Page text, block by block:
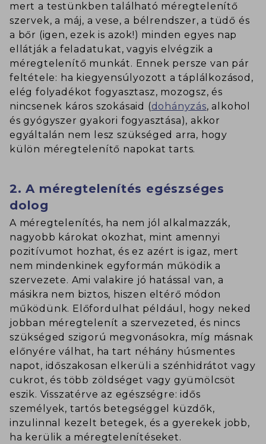
mert a testünkben található méregtelenítő
szervek, a máj, a vese, a bélrendszer, a tüdő és
a bőr (igen, ezek is azok!) minden egyes nap
ellátják a feladatukat, vagyis elvégzik a
méregtelenítő munkát. Ennek persze van pár
feltétele: ha kiegyensúlyozott a táplálkozásod,
elég folyadékot fogyasztasz, mozogsz, és
nincsenek káros szokásaid (dohányzás, alkohol
és gyógyszer gyakori fogyasztása), akkor
egyáltalán nem lesz szükséged arra, hogy
külön méregtelenítő napokat tarts.
2. A méregtelenítés egészséges
dolog
A méregtelenítés, ha nem jól alkalmazzák,
nagyobb károkat okozhat, mint amennyi
pozitívumot hozhat, és ez azért is igaz, mert
nem mindenkinek egyformán működik a
szervezete. Ami valakire jó hatással van, a
másikra nem biztos, hiszen eltérő módon
működünk. Előfordulhat például, hogy neked
jobban méregtelenít a szervezeted, és nincs
szükséged szigorú megvonásokra, míg másnak
előnyére válhat, ha tart néhány húsmentes
napot, időszakosan elkerüli a szénhidrátot vagy
cukrot, és több zöldséget vagy gyümölcsöt
eszik. Visszatérve az egészségre: idős
személyek, tartós betegséggel küzdők,
inzulinnal kezelt betegek, és a gyerekek jobb,
ha kerülik a méregtelenítéseket.